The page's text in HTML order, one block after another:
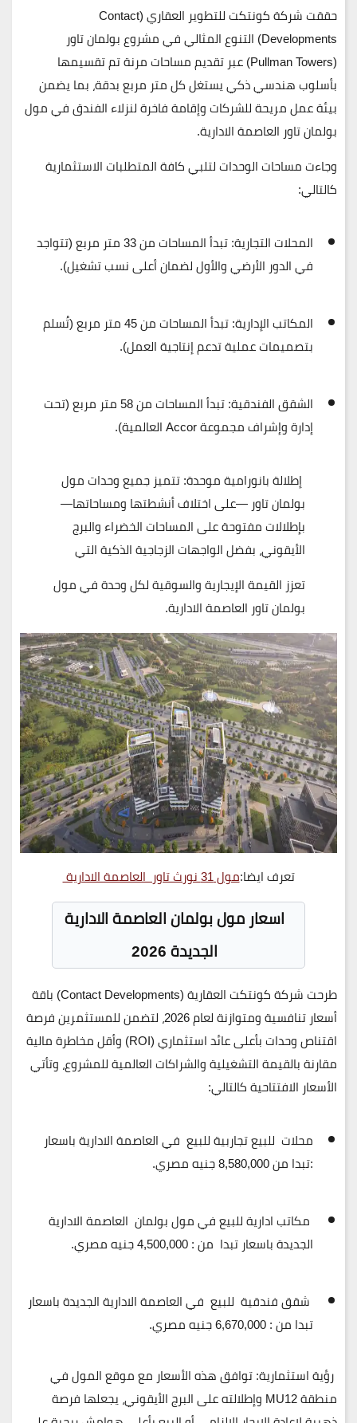
حققت شركة
كونتكت للتطوير العقاري (Contact
Developments) التنوع المثالي في مشروعبولمان تاور
(Pullman Towers)
عبر تقديم مساحات مرنة تم تقسيمها
بأسلوب هندسي ذكي يستغل كل متر مربع بدقة، بما يضمن
بيئة عمل مريحة للشركات وإقامة فاخرة لنزلاء الفندق في مول
بولمان تاور العاصمة الادارية.
وجاءت مساحات الوحدات لتلبي كافة المتطلبات الاستثمارية
كالتالي:
المحلات التجارية:تبدأ المساحات من33 متر مربع
(تتواجد
في الدور الأرضي والأول لضمان أعلى نسب تشغيل).
المكاتب الإدارية:تبدأ المساحات من45 متر مربع
(تُسلم
بتصميمات عملية تدعم إنتاجية العمل).
الشقق الفندقية:تبدأ المساحات من58 متر مربع
(تحت
إدارة وإشراف مجموعةAccorالعالمية).
إطلالة بانورامية موحدة:تتميز جميع وحدات مول
بولمان تاور —على اختلاف أنشطتها ومساحاتها—
بإطلالات مفتوحة على المساحات الخضراء والبرج
الأيقوني، بفضل الواجهات الزجاجية الذكية التي
تعزز القيمة الإيجارية والسوقية لكل وحدة في مول
بولمان تاور العاصمة الادارية.
تعرف ايضا:مول 31 نورث تاور العاصمة الادارية
اسعار مول بولمان العاصمة الادارية
الجديدة 2026
طرحت شركةكونتكت العقارية (Contact Developments)
باقة
أسعار تنافسية ومتوازنة لعام 2026، لتضمن للمستثمرين فرصة
اقتناص وحدات بأعلى عائد استثماري (ROI) وأقل مخاطرة مالية
مقارنة بالقيمة التشغيلية والشراكات العالمية للمشروع، وتأتي
الأسعار الافتتاحية كالتالي:
محلات للبيع تجاربية للبيع في العاصمة الادارية باسعار
:تبدا من8,580,000جنيه مصري.
مكاتب ادارية للبيع في مول بولمان العاصمة الادارية
الجديدة باسعار تبدا من :4,500,000جنيه مصري.
شقق فندقية للبيع في العاصمة الادارية الجديدة باسعار
تبدا من :6,670,000جنيه مصري.
رؤية استثمارية:توافق هذه الأسعار مع موقع المول في
منطقةMU12 وإطلالته على البرج الأيقوني، يجعلها فرصة